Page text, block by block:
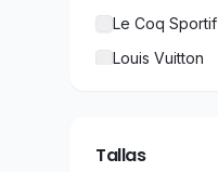
Le Coq Sportif
Louis Vuitton
Puma
Tallas